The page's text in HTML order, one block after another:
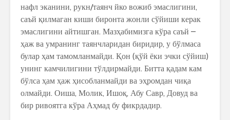
нафл эканини, рукн/таянч йко вожиб эмаслигини,
саъй қилмаган киши биронта жонли сўйиши керак
эмаслигини айтишган. Мазҳабимизга кўра саъй –
ҳаж ва умранинг таянчларидан биридир, у бўлмаса
булар ҳам тамомланмайди. Қон (қўй ёки эчки сўйиш)
унинг камчилигини тўлдирмайди. Битта қадам кам
бўлса ҳам ҳаж ҳисобланмайди ва эҳромдан чиқа
олмайди. Оиша, Молик, Ишоқ, Абу Савр, Довуд ва
бир ривоятга кўра Аҳмад бу фикрдадир.